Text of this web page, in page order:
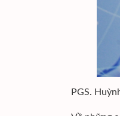
PGS.